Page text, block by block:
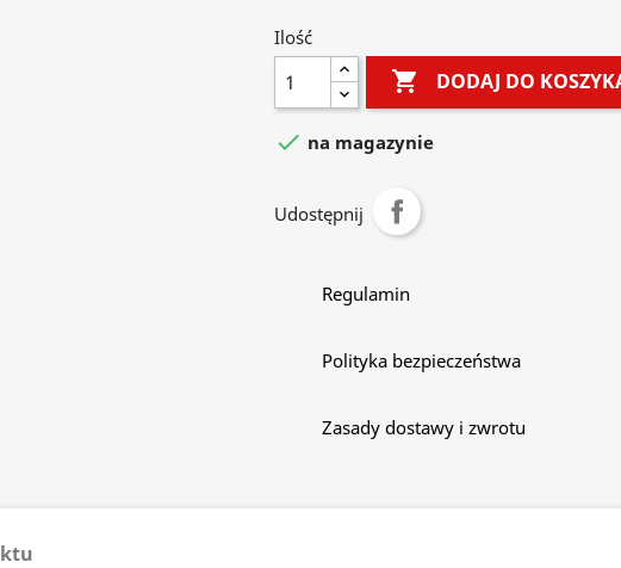
Ilość
 DODAJ DO
 na magazynie
Udostępnij
Regulamin
Polityka bezpieczeństwa
Zasady dostawy i zwrotu